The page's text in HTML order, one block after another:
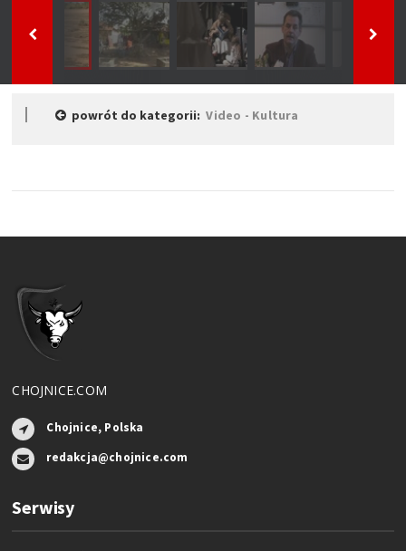
powrót do kategorii:Video - Kultura
CHOJNICE.COM
Chojnice, Polska
redakcja@chojnice.com
Serwisy